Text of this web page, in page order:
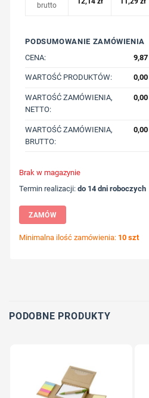
brutto
PODSUMOWANIE ZAMÓWIENIA
CENA:
9,87
WARTOŚĆ PRODUKTÓW: 0,00
WARTOŚĆ ZAMÓWIENIA,
NETTO:
0,00
WARTOŚĆ ZAMÓWIENIA,
BRUTTO:
0,00
Brak w magazynie
Termin realizacji:do 14 dni roboczych
ZAMÓW
Minimalna ilość zamówienia: 10 szt
PODOBNE PRODUKTY